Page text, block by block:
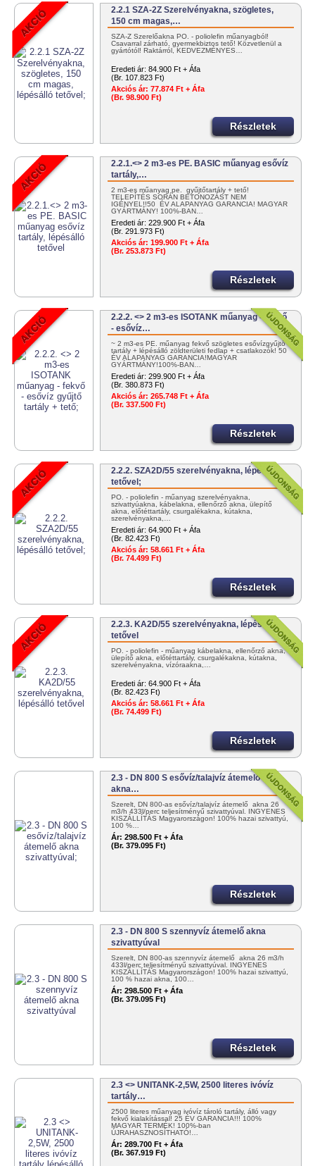
2.2.1 SZA-2Z Szerelvényakna, szögletes,
150 cm magas,…
SZA-Z Szerelőakna PO. - poliolefin műanyagból!
Csavarral zárható, gyermekbiztos tető! Közvetlenül a
gyártótól! Raktárról, KEDVEZMÉNYES…
Eredeti ár: 84.900 Ft + Áfa
(Br. 107.823 Ft)
Akciós ár: 77.874 Ft + Áfa
(Br. 98.900 Ft)
Részletek
2.2.1.<> 2 m3-es PE. BASIC műanyag esővíz
tartály,…
2 m3-es műanyag pe. gyűjtőtartály + tető!
TELEPÍTÉS SORÁN BETONOZÁST NEM
IGÉNYEL!!50 ÉV ALAPANYAG GARANCIA! MAGYAR
GYÁRTMÁNY! 100%-BAN…
Eredeti ár: 229.900 Ft + Áfa
(Br. 291.973 Ft)
Akciós ár: 199.900 Ft + Áfa
(Br. 253.873 Ft)
Részletek
2.2.2. <> 2 m3-es ISOTANK műanyag - fekvő
- esővíz…
~ 2 m3-es PE. műanyag fekvő szögletes esővízgyűjtő
tartály + lépésálló zöldterületi fedlap + csatlakozók! 50
ÉV ALAPANYAG GARANCIA!MAGYAR
GYÁRTMÁNY!100%-BAN…
Eredeti ár: 299.900 Ft + Áfa
(Br. 380.873 Ft)
Akciós ár: 265.748 Ft + Áfa
(Br. 337.500 Ft)
Részletek
2.2.2. SZA2D/55 szerelvényakna, lépésálló
tetővel;
PO. - poliolefin - műanyag szerelvényakna,
szivattyúakna, kábelakna, ellenőrző akna, ülepítő
akna, előtéttartály, csurgalékakna, kútakna,
szerelvényakna,…
Eredeti ár: 64.900 Ft + Áfa
(Br. 82.423 Ft)
Akciós ár: 58.661 Ft + Áfa
(Br. 74.499 Ft)
Részletek
2.2.3. KA2D/55 szerelvényakna, lépésálló
tetővel
PO. - poliolefin - műanyag kábelakna, ellenőrző akna,
ülepítő akna, előtéttartály, csurgalékakna, kútakna,
szerelvényakna, vízóraakna,…
Eredeti ár: 64.900 Ft + Áfa
(Br. 82.423 Ft)
Akciós ár: 58.661 Ft + Áfa
(Br. 74.499 Ft)
Részletek
2.3 - DN 800 S esővíz/talajvíz átemelő
akna…
Szerelt, DN 800-as esővíz/talajvíz átemelő akna 26
m3/h 433l/perc teljesítményű szivattyúval. INGYENES
KISZÁLLÍTÁS Magyarországon! 100% hazai szivattyú,
100 %…
Ár: 298.500 Ft + Áfa
(Br. 379.095 Ft)
Részletek
2.3 - DN 800 S szennyvíz átemelő akna
szivattyúval
Szerelt, DN 800-as szennyvíz átemelő akna 26 m3/h
433l/perc teljesítményű szivattyúval. INGYENES
KISZÁLLÍTÁS Magyarországon! 100% hazai szivattyú,
100 % hazai akna, 100…
Ár: 298.500 Ft + Áfa
(Br. 379.095 Ft)
Részletek
2.3 <> UNITANK-2,5W, 2500 literes ivóvíz
tartály…
2500 literes műanyag ivóvíz tároló tartály, álló vagy
fekvő kialakítással! 25 ÉV GARANCIA!!! 100%
MAGYAR TERMÉK! 100%-ban
ÚJRAHASZNOSÍTHATÓ!…
Ár: 289.700 Ft + Áfa
(Br. 367.919 Ft)